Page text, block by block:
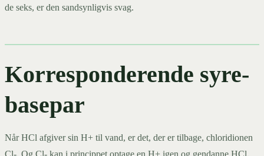
de seks, er den sandsynligvis svag.
Korresponderende syre-
basepar
Når HCl afgiver sin H+ til vand, er det, der er tilbage, chloridionen
Cl-. Og Cl- kan i princippet optage en H+ igen og gendanne HCl.